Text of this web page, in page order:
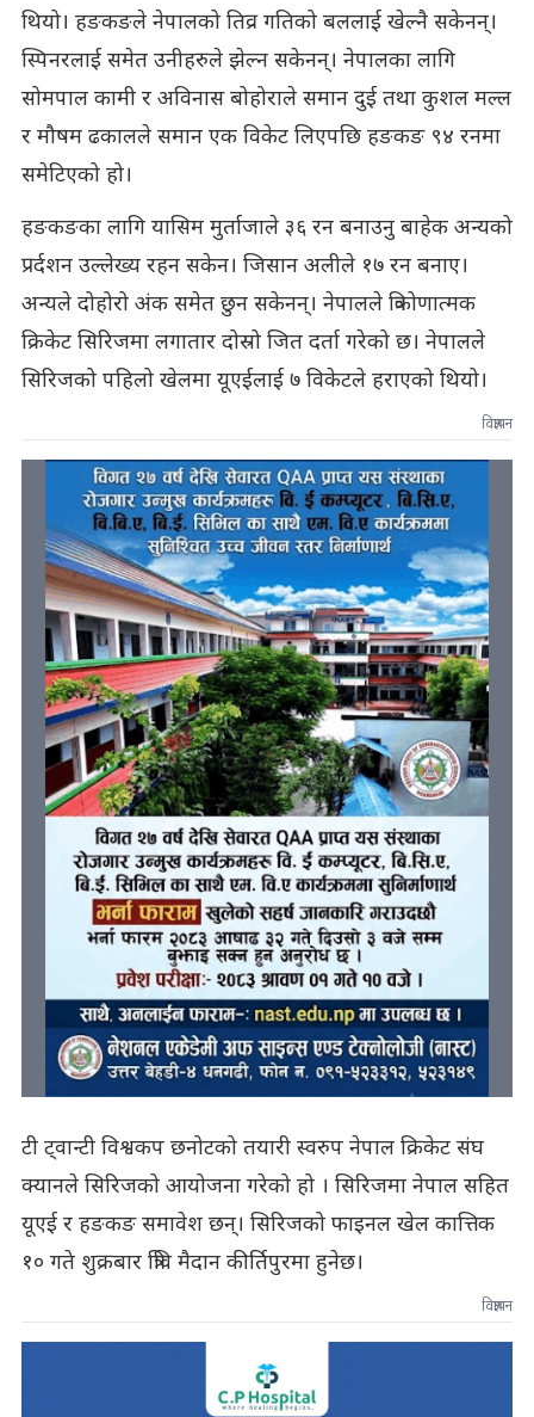
थियो। हङकङले नेपालको तिव्र गतिको बललाई खेल्नै सकेनन्।
स्पिनरलाई समेत उनीहरुले झेल्न सकेनन्। नेपालका लागि
सोमपाल कामी र अविनास बोहोराले समान दुई तथा कुशल मल्ल
र मौषम ढकालले समान एक विकेट लिएपछि हङकङ ९४ रनमा
समेटिएको हो।
हङकङका लागि यासिम मुर्ताजाले ३६ रन बनाउनु बाहेक अन्यको
प्रर्दशन उल्लेख्य रहन सकेन। जिसान अलीले १७ रन बनाए।
अन्यले दोहोरो अंक समेत छुन सकेनन्। नेपालले त्रिकोणात्मक
क्रिकेट सिरिजमा लगातार दोस्रो जित दर्ता गरेको छ। नेपालले
सिरिजको पहिलो खेलमा यूएईलाई ७ विकेटले हराएको थियो।
विज्ञापन
टी ट्वान्टी विश्वकप छनोटको तयारी स्वरुप नेपाल क्रिकेट संघ
क्यानले सिरिजको आयोजना गरेको हो । सिरिजमा नेपाल सहित
यूएई र हङकङ समावेश छन्। सिरिजको फाइनल खेल कात्तिक
१० गते शुक्रबार त्रिवि मैदान कीर्तिपुरमा हुनेछ।
विज्ञापन